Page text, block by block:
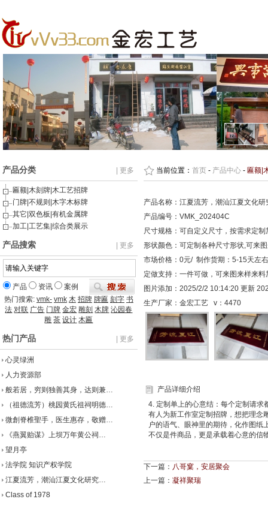
产品分类 | 更多
匾额|木刻牌|木工艺招牌
门牌|不规则|木字木标牌
其它|双色板|有机金属牌
加工|工艺集|综合类展示
产品搜索 | 更多
产品 资讯
案例
热门搜索: vmk- vmk 木 招牌 牌匾 刻字 书
法 对联 广告 门牌 金宏 雕刻 木牌 沁园春
雕 茶 设计 木匾
热门产品 | 更多
心灵绿洲
人力资源部
般若居，穷则独善其身，达则兼…
（祖德流芳）桃园黄氏祖祠明德…
微創脊椎聖手，医生惠存，敬赠…
《燕翼贻谋》上坝万年黄公祠…
望月亭
法学院 知识产权学院
江夏流芳，潮汕江夏文化研究…
Class of 1978
当前位置： 首页 - 产品中心 - 匾额|
产品名称：江夏流芳，潮汕江夏文化
产品编号：VMK_202404C
尺寸规格：可自定义尺寸，按需求定制
形状颜色：可定制各种尺寸形状,可来
市场价格：0元/ 制作货期：5-15天左右
定做支持：一件可做，可来图来样来
图片添加：2025/2/2 10:14:20 更新
生产厂家：金宏工艺 v： 4470
产品详细介绍
4. 定制单上的心意结：每个定制请求
有人为新工作室定制招牌，想把理念
户的语气、眼神里的期待，化作图
不仅是件商品，更是承载着心意的信
下一篇： 八哥窠，安居聚会
上一篇： 凝祥聚瑞